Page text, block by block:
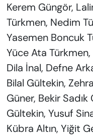
Kerem Güngör,
Türkmen, Nedim
Yasemen Boncuk
Yüce Ata
Dila İnal, Defne
Bilal Gültekı̇n,
Güner, Bekir
Gültekı̇n, Yusuf
Kübra Altın, Yiğit